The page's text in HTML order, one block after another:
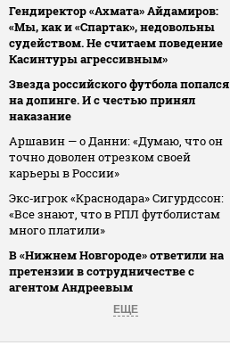
Гендиректор «Ахмата» Айдамиров:
«Мы, как и «Спартак», недовольны
судейством. Не считаем поведение
Касинтуры агрессивным»
Звезда российского футбола попался
на допинге. И с честью принял
наказание
Аршавин — о Данни: «Думаю, что он
точно доволен отрезком своей
карьеры в России»
Экс‑игрок «Краснодара» Сигурдссон:
«Все знают, что в РПЛ футболистам
много платили»
В «Нижнем Новгороде» ответили на
претензии в сотрудничестве с
агентом Андреевым
ЕЩЕ